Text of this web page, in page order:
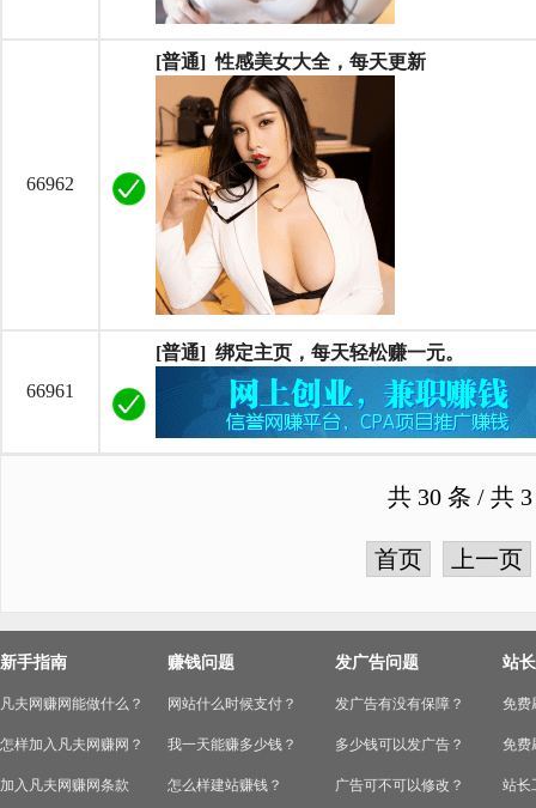
66962
[普通] 性感美女大全，每天更新
66961
[普通] 绑定主页，每天轻松赚一元。
共 30 条 /
首页 上一页
新手指南
凡夫网赚网能做什么？
怎样加入凡夫网赚网？
加入凡夫网赚网条款
赚钱问题
网站什么时候支付？
我一天能赚多少钱？
怎么样建站赚钱？
发广告问题
发广告有没有保障？
多少钱可以发广告？
广告可不可以修改？
站
免费
免费
站长